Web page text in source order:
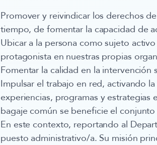
Promover y reivindicar los derechos
tiempo, de fomentar la capacidad de
Ubicar a la persona como sujeto
protagonista en nuestras propias
Fomentar la calidad en la intervención
Impulsar el trabajo en red, activando
experiencias, programas y
bagaje común se beneficie el
En este contexto, reportando al
puesto administrativo/a. Su misión